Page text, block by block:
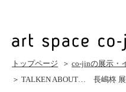
トップページ ＞ co-jinの展示・
＞ TALKEN ABOUT… 長嶋柊 展